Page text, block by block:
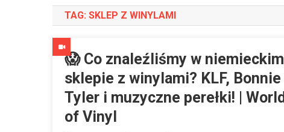
TAG: SKLEP Z WINYLAMI
😱 Co znaleźliśmy w niemieckim
sklepie z winylami? KLF, Bonnie
Tyler i muzyczne perełki! | World
of Vinyl